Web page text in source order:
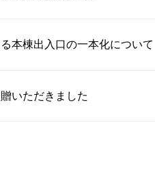
本棟出入口の一本化について
いただきました